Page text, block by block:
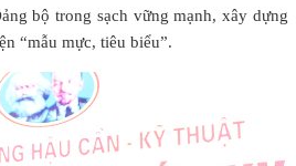
bộ trong sạch vững mạnh, xây dựng
“mẫu mực, tiêu biểu”.